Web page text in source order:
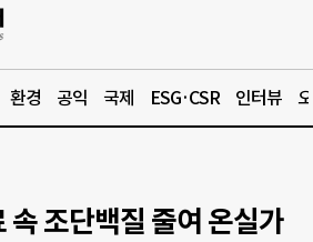
환경 공익 국제 ESG·CSR 인터뷰
속 조단백질 줄여 온실가